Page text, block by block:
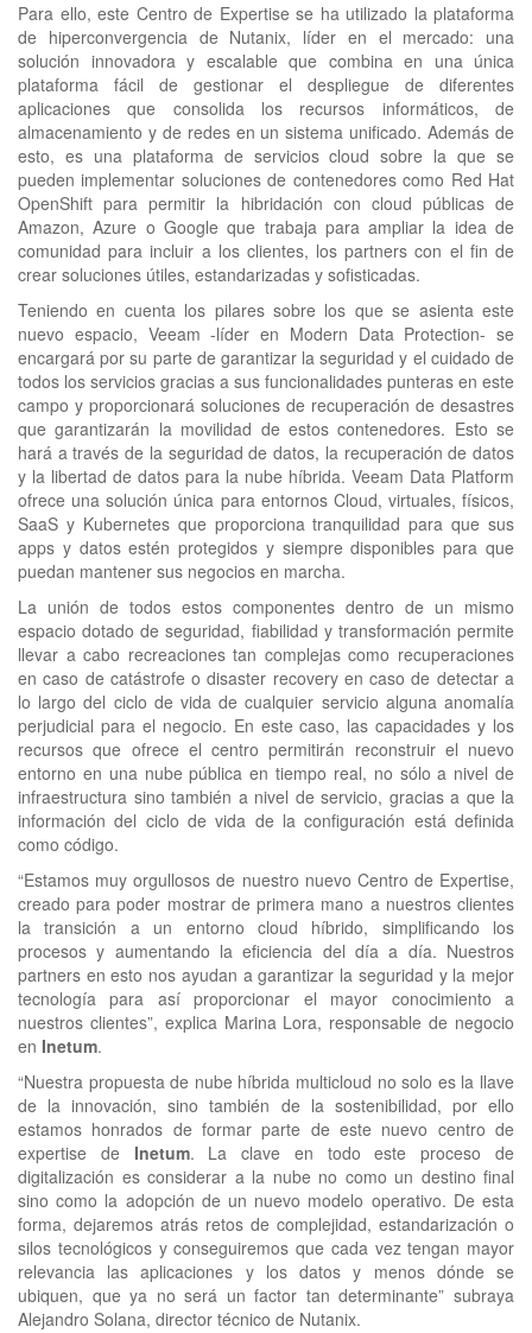
Para ello, este Centro de Expertise se ha utilizado la plataforma
de hiperconvergencia de Nutanix, líder en el mercado: una
solución innovadora y escalable que combina en una única
plataforma fácil de gestionar el despliegue de diferentes
aplicaciones que consolida los recursos informáticos, de
almacenamiento y de redes en un sistema unificado. Además de
esto, es una plataforma de servicios cloud sobre la que se
pueden implementar soluciones de contenedores como Red Hat
OpenShift para permitir la hibridación con cloud públicas de
Amazon, Azure o Google que trabaja para ampliar la idea de
comunidad para incluir a los clientes, los partners con el fin de
crear soluciones útiles, estandarizadas y sofisticadas.
Teniendo en cuenta los pilares sobre los que se asienta este
nuevo espacio, Veeam -líder en Modern Data Protection- se
encargará por su parte de garantizar la seguridad y el cuidado de
todos los servicios gracias a sus funcionalidades punteras en este
campo y proporcionará soluciones de recuperación de desastres
que garantizarán la movilidad de estos contenedores. Esto se
hará a través de la seguridad de datos, la recuperación de datos
y la libertad de datos para la nube híbrida. Veeam Data Platform
ofrece una solución única para entornos Cloud, virtuales, físicos,
SaaS y Kubernetes que proporciona tranquilidad para que sus
apps y datos estén protegidos y siempre disponibles para que
puedan mantener sus negocios en marcha.
La unión de todos estos componentes dentro de un mismo
espacio dotado de seguridad, fiabilidad y transformación permite
llevar a cabo recreaciones tan complejas como recuperaciones
en caso de catástrofe o disaster recovery en caso de detectar a
lo largo del ciclo de vida de cualquier servicio alguna anomalía
perjudicial para el negocio. En este caso, las capacidades y los
recursos que ofrece el centro permitirán reconstruir el nuevo
entorno en una nube pública en tiempo real, no sólo a nivel de
infraestructura sino también a nivel de servicio, gracias a que la
información del ciclo de vida de la configuración está definida
como código.
“Estamos muy orgullosos de nuestro nuevo Centro de Expertise,
creado para poder mostrar de primera mano a nuestros clientes
la transición a un entorno cloud híbrido, simplificando los
procesos y aumentando la eficiencia del día a día. Nuestros
partners en esto nos ayudan a garantizar la seguridad y la mejor
tecnología para así proporcionar el mayor conocimiento a
nuestros clientes”, explica Marina Lora, responsable de negocio
en Inetum.
“Nuestra propuesta de nube híbrida multicloud no solo es la llave
de la innovación, sino también de la sostenibilidad, por ello
estamos honrados de formar parte de este nuevo centro de
expertise de Inetum. La clave en todo este proceso de
digitalización es considerar a la nube no como un destino final
sino como la adopción de un nuevo modelo operativo. De esta
forma, dejaremos atrás retos de complejidad, estandarización o
silos tecnológicos y conseguiremos que cada vez tengan mayor
relevancia las aplicaciones y los datos y menos dónde se
ubiquen, que ya no será un factor tan determinante” subraya
Alejandro Solana, director técnico de Nutanix.